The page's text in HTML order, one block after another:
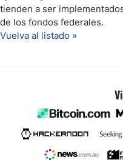
tienden a ser
de los fondos federales.
Vuelva al listado »